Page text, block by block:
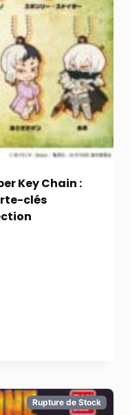
Key Chain :
clés
Rupture de Stock